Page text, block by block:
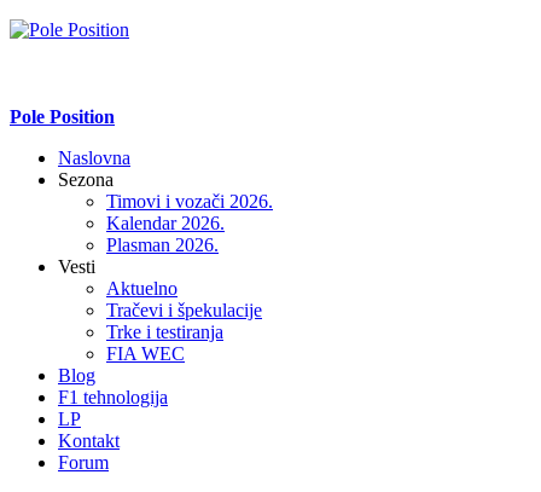
Pole Position
Naslovna
Sezona
Timovi i vozači 2026.
Kalendar 2026.
Plasman 2026.
Vesti
Aktuelno
Tračevi i špekulacije
Trke i testiranja
FIA WEC
Blog
F1 tehnologija
LP
Kontakt
Forum